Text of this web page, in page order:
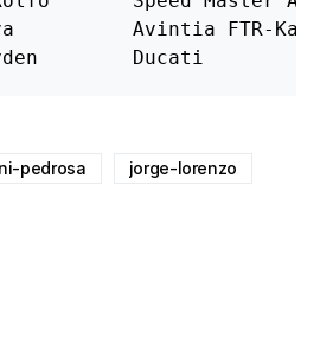
Avintia FTR-
Ducati
pedrosa jorge-lorenzo